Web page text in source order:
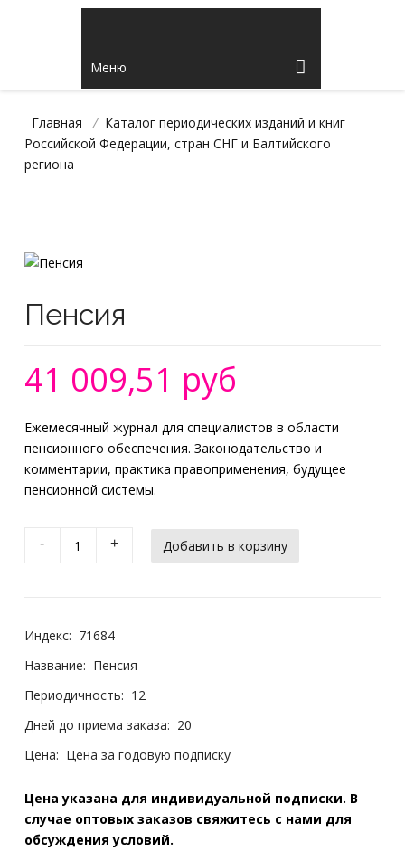
Меню
Главная / Каталог периодических изданий и книг
Российской Федерации, стран СНГ и Балтийского
региона
Пенсия
41 009,51 руб
Ежемесячный журнал для специалистов в области
пенсионного обеспечения. Законодательство и
комментарии, практика правоприменения, будущее
пенсионной системы.
- +
Индекс: 71684
Название: Пенсия
Периодичность: 12
Дней до приема заказа: 20
Цена: Цена за годовую подписку
Цена указана для индивидуальной подписки. В
случае оптовых заказов свяжитесь с нами для
обсуждения условий.